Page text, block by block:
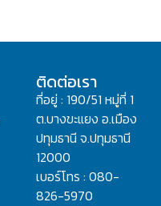
ติดต่อเรา
ที่อยู่ : 190/51 หมู่ที่ 1
ต.บางขะแยง อ.เมือง
ปทุมธานี จ.ปทุมธานี
12000
เบอร์โทร : 080-
826-5970